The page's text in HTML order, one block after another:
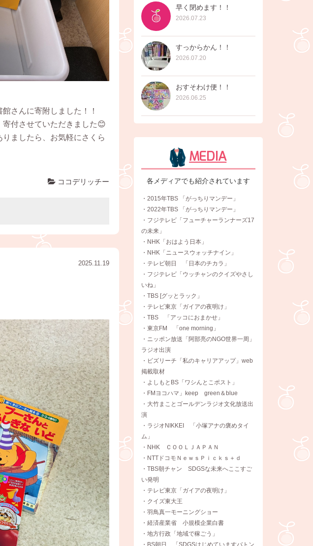
さんに寄附しました！！
付させていただきました😊
ましたら、お気軽にさくら
ココデリッチー
2025.11.19
早く閉めます！！
2026.07.23
すっからかん！！
2026.07.20
おすそわけ便！！
2026.06.25
MEDIA
各メディアでも紹介されています
・2015年TBS 「がっちりマンデー」
・2022年TBS 「がっちりマンデー」
・フジテレビ「フューチャーランナーズ17
の未来」
・NHK「おはよう日本」
・NHK「ニュースウォッチナイン」
・テレビ朝日 「日本のチカラ」
・フジテレビ「ウッチャンのクイズやさし
いね」
・TBS [グッとラック」
・テレビ東京「ガイアの夜明け」
・TBS 「アッコにおまかせ」
・東京FM 「one morning」
・ニッポン放送「阿部亮のNGO世界一周」
ラジオ出演
・ビズリーチ「私のキャリアアップ」web
掲載取材
・よしもとBS「ワシんとこポスト」
・FMヨコハマ」keep green＆blue
・大竹まことゴールデンラジオ文化放送出
演
・ラジオNIKKEI 「小塚アナの褒めタイ
ム」
・NHK ＣＯＯＬＪＡＰＡＮ
・NTTドコモＮｅｗｓＰｉｃｋｓ＋ｄ
・TBS朝チャン SDGSな未来へここすご
い発明
・テレビ東京「ガイアの夜明け」
・クイズ東大王
・羽鳥真一モーニングショー
・経済産業省 小規模企業白書
・地方行政「地域で稼ごう」
・BS朝日 「SDGSはじめていますバトン